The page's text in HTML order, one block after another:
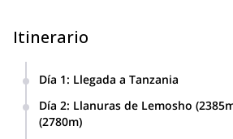
Itinerario
Día 1: Llegada a Tanzania
Día 2: Llanuras de Lemosho
(2780m)